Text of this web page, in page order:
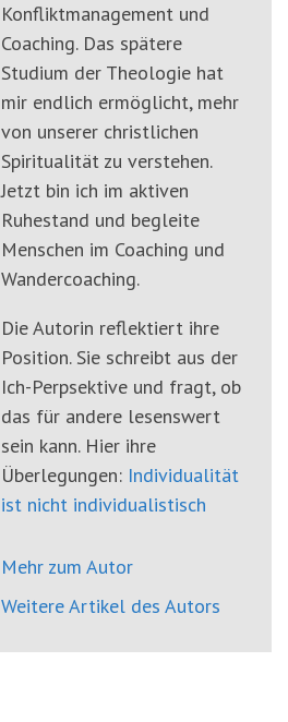
Konfliktmanagement und
Coaching. Das spätere
Studium der Theologie hat
mir endlich ermöglicht, mehr
von unserer christlichen
Spiritualität zu verstehen.
Jetzt bin ich im aktiven
Ruhestand und begleite
Menschen im Coaching und
Wandercoaching.
Die Autorin reflektiert ihre
Position. Sie schreibt aus der
Ich-Perpsektive und fragt, ob
das für andere lesenswert
sein kann. Hier ihre
Überlegungen: Individualität
ist nicht individualistisch
Mehr zum Autor
Weitere Artikel des Autors